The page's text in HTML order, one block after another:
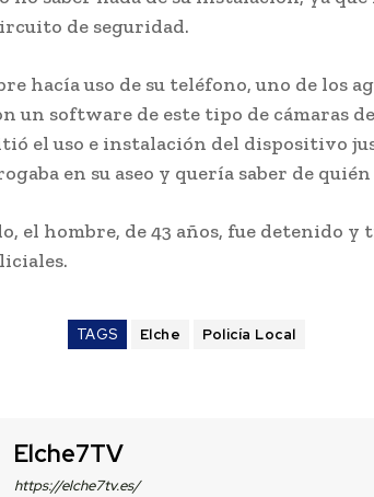
de seguridad.
hacía uso de su teléfono, uno de los
un software de este tipo de cámaras
el uso e instalación del dispositivo
en su aseo y quería saber de
el hombre, de 43 años, fue detenido y
TAGS Elche Policía Local
Elche7TV
https://elche7tv.es/